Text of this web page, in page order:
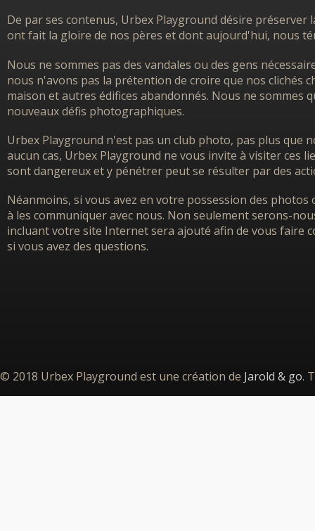
De par ses contenus, Urbex Playground désire
ont fait la gloire de nos pères et dont aujourd'hui, nous
Nous ne sommes pas des vandales ou des gens
nous n'avons pas la prétention de croire que nos clichés
maison et autres édifices abandonnés. Nous ne sommes
nouveaux défis photographiques.
Urbex Playground n'est pas un club photo, pas plus que
aucun cas, Urbex Playground ne vous invite à visiter ces
sont dangereux et y pénétrer peut se résulter par des
Néanmoins, si vous avez en votre possession des
à les communiquer avec nous. Non seulement serons-
incluant votre site Internet sera ajouté afin de vous faire
si vous avez des questions.
© 2018 Urbex Playground est une création de Jarold & go.